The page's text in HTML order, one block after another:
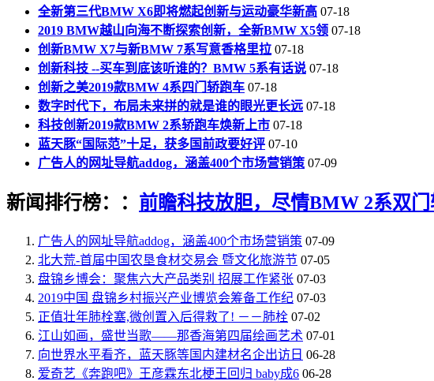
全新第三代BMW X6即将燃起创新与运动豪华新高 07-18
2019 BMW越山向海不断探索创新，全新BMW X5领 07-18
创新BMW X7与新BMW 7系写意香格里拉 07-18
创新科技 --买车到底该听谁的？BMW 5系有话说 07-18
创新之美2019款BMW 4系四门轿跑车 07-18
数字时代下，布局未来拼的就是谁的眼光更长远 07-18
科技创新2019款BMW 2系轿跑车焕新上市 07-18
蓝天豚“国际范”十足，获多国前政要好评 07-10
广告人的网址导航addog，涵盖400个市场营销策 07-09
新闻排行榜：： 前瞻科技放胆，尽情BMW 2系双
广告人的网址导航addog，涵盖400个市场营销策 07-09
北大荒-首届中国农垦食材交易会 暨文化旅游节 07-05
盘锦乡博会：聚焦六大产品类别 招展工作紧张 07-03
2019中国 盘锦乡村振兴产业博览会筹备工作纪 07-03
正值壮年肺栓塞,微创置入后得救了! －－肺栓 07-02
江山如画，盛世当歌——那香海第四届绘画艺术 07-01
向世界水平看齐，蓝天豚等国内建材名企出访日 06-28
爱奇艺《奔跑吧》王彦霖东北梗王回归 baby成6 06-28